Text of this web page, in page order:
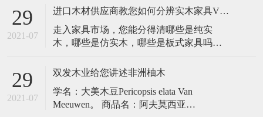
比较广泛的，可是很多人对于缅甸柚木不
是很了解，那么缅甸柚木优缺点有哪些
呢？下面我详细介绍缅甸柚木有什么优点
及缺点?缅甸柚木原材批发市场在什么地
29
2021-07
进口木材供应商教您如何分辨实木家具VS板木家具
走入家具市场，您能分得清哪些是纯实
木，哪些是仿实木，哪些是板式家具吗？
何为缅甸进口木材实木家具呢？实木家具
表面一般都能看到木材美丽的花纹。家具
制造者对于实木家具一般注意涂饰清漆或
29
2021-07
双发木业给您讲述非洲柚木
学名：大美木豆Pericopsis elata Van
Meeuwen。 商品名：阿夫莫西亚